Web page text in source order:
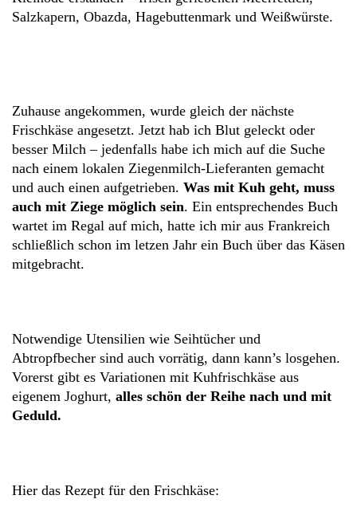
Salzkapern, Obazda, Hagebuttenmark und Weißwürste.
Zuhause angekommen, wurde gleich der nächste
Frischkäse angesetzt. Jetzt hab ich Blut geleckt oder
besser Milch – jedenfalls habe ich mich auf die Suche
nach einem lokalen Ziegenmilch-Lieferanten gemacht
und auch einen aufgetrieben. Was mit Kuh geht, muss
auch mit Ziege möglich sein. Ein entsprechendes Buch
wartet im Regal auf mich, hatte ich mir aus Frankreich
schließlich schon im letzen Jahr ein Buch über das Käsen
mitgebracht.
Notwendige Utensilien wie Seihtücher und
Abtropfbecher sind auch vorrätig, dann kann’s losgehen.
Vorerst gibt es Variationen mit Kuhfrischkäse aus
eigenem Joghurt, alles schön der Reihe nach und mit
Geduld.
Hier das Rezept für den Frischkäse: